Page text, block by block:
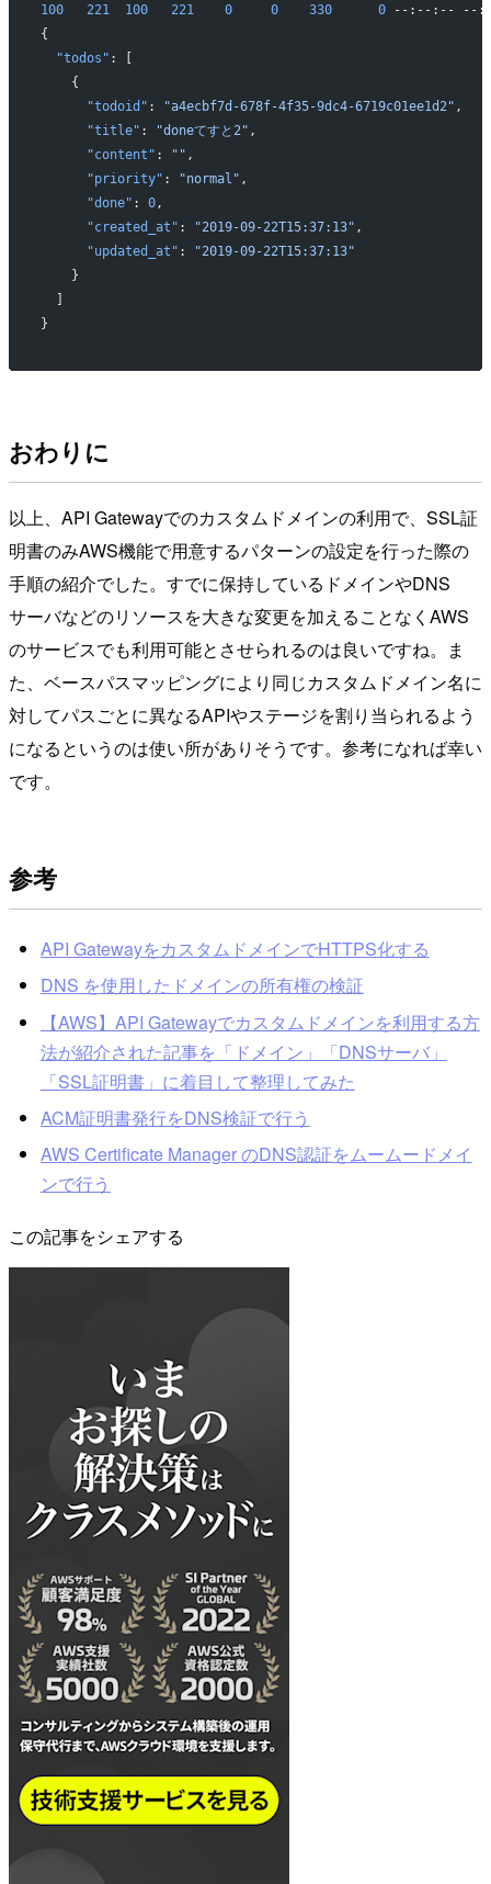
100
   221
  100
   221
    0
     0
    330
      0
--:--:-- --
{
  "todos"
: [
    {
      "todoid"
: "a4ecbf7d-678f-4f35-9dc4-6719c01ee1d2" ,
      "title"
: "doneてすと2" ,
      "content"
: "" ,
      "priority"
: "normal" ,
      "done"
: 0,
      "created_at"
: "2019-09-22T15:37:13" ,
      "updated_at"
:
"2019-09-22T15:37:13"
    }
}
おわりに
以上、API Gatewayでのカスタムドメインの利用で、SSL証
明書のみAWS機能で用意するパターンの設定を行った際の
手順の紹介でした。すでに保持しているドメインやDNS
サーバなどのリソースを大きな変更を加えることなくAWS
のサービスでも利用可能とさせられるのは良いですね。ま
た、ベースパスマッピングにより同じカスタムドメイン名に
対してパスごとに異なるAPIやステージを割り当られるよう
になるというのは使い所がありそうです。参考になれば幸い
です。
参考
API GatewayをカスタムドメインでHTTPS化する
DNS を使用したドメインの所有権の検証
【AWS】API Gatewayでカスタムドメインを利用する方
法が紹介された記事を「ドメイン」「DNSサーバ」
「SSL証明書」に着目して整理してみた
ACM証明書発行をDNS検証で行う
AWS Certificate Manager のDNS認証をムームードメイ
ンで行う
この記事をシェアする